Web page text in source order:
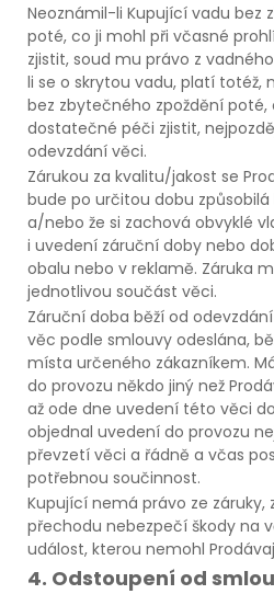
Neoznámil-li Kupující vadu bez
poté, co ji mohl při včasné
zjistit, soud mu právo z
li se o skrytou vadu, platí totéž,
bez zbytečného zpoždění poté,
dostatečné péči zjistit,
odevzdání věci.
Zárukou za kvalitu/jakost se
bude po určitou dobu
a/nebo že si zachová obvyklé
i uvedení záruční doby nebo
obalu nebo v reklamě. Záruka
jednotlivou součást věci.
Záruční doba běží od
věc podle smlouvy odeslána,
místa určeného zákazníkem.
do provozu někdo jiný než
až ode dne uvedení této věci
objednal uvedení do provozu
převzetí věci a řádně a včas
potřebnou součinnost.
Kupující nemá právo ze záruky,
přechodu nebezpečí škody na
událost, kterou nemohl
4. Odstoupení od